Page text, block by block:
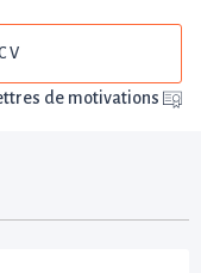
de motivations